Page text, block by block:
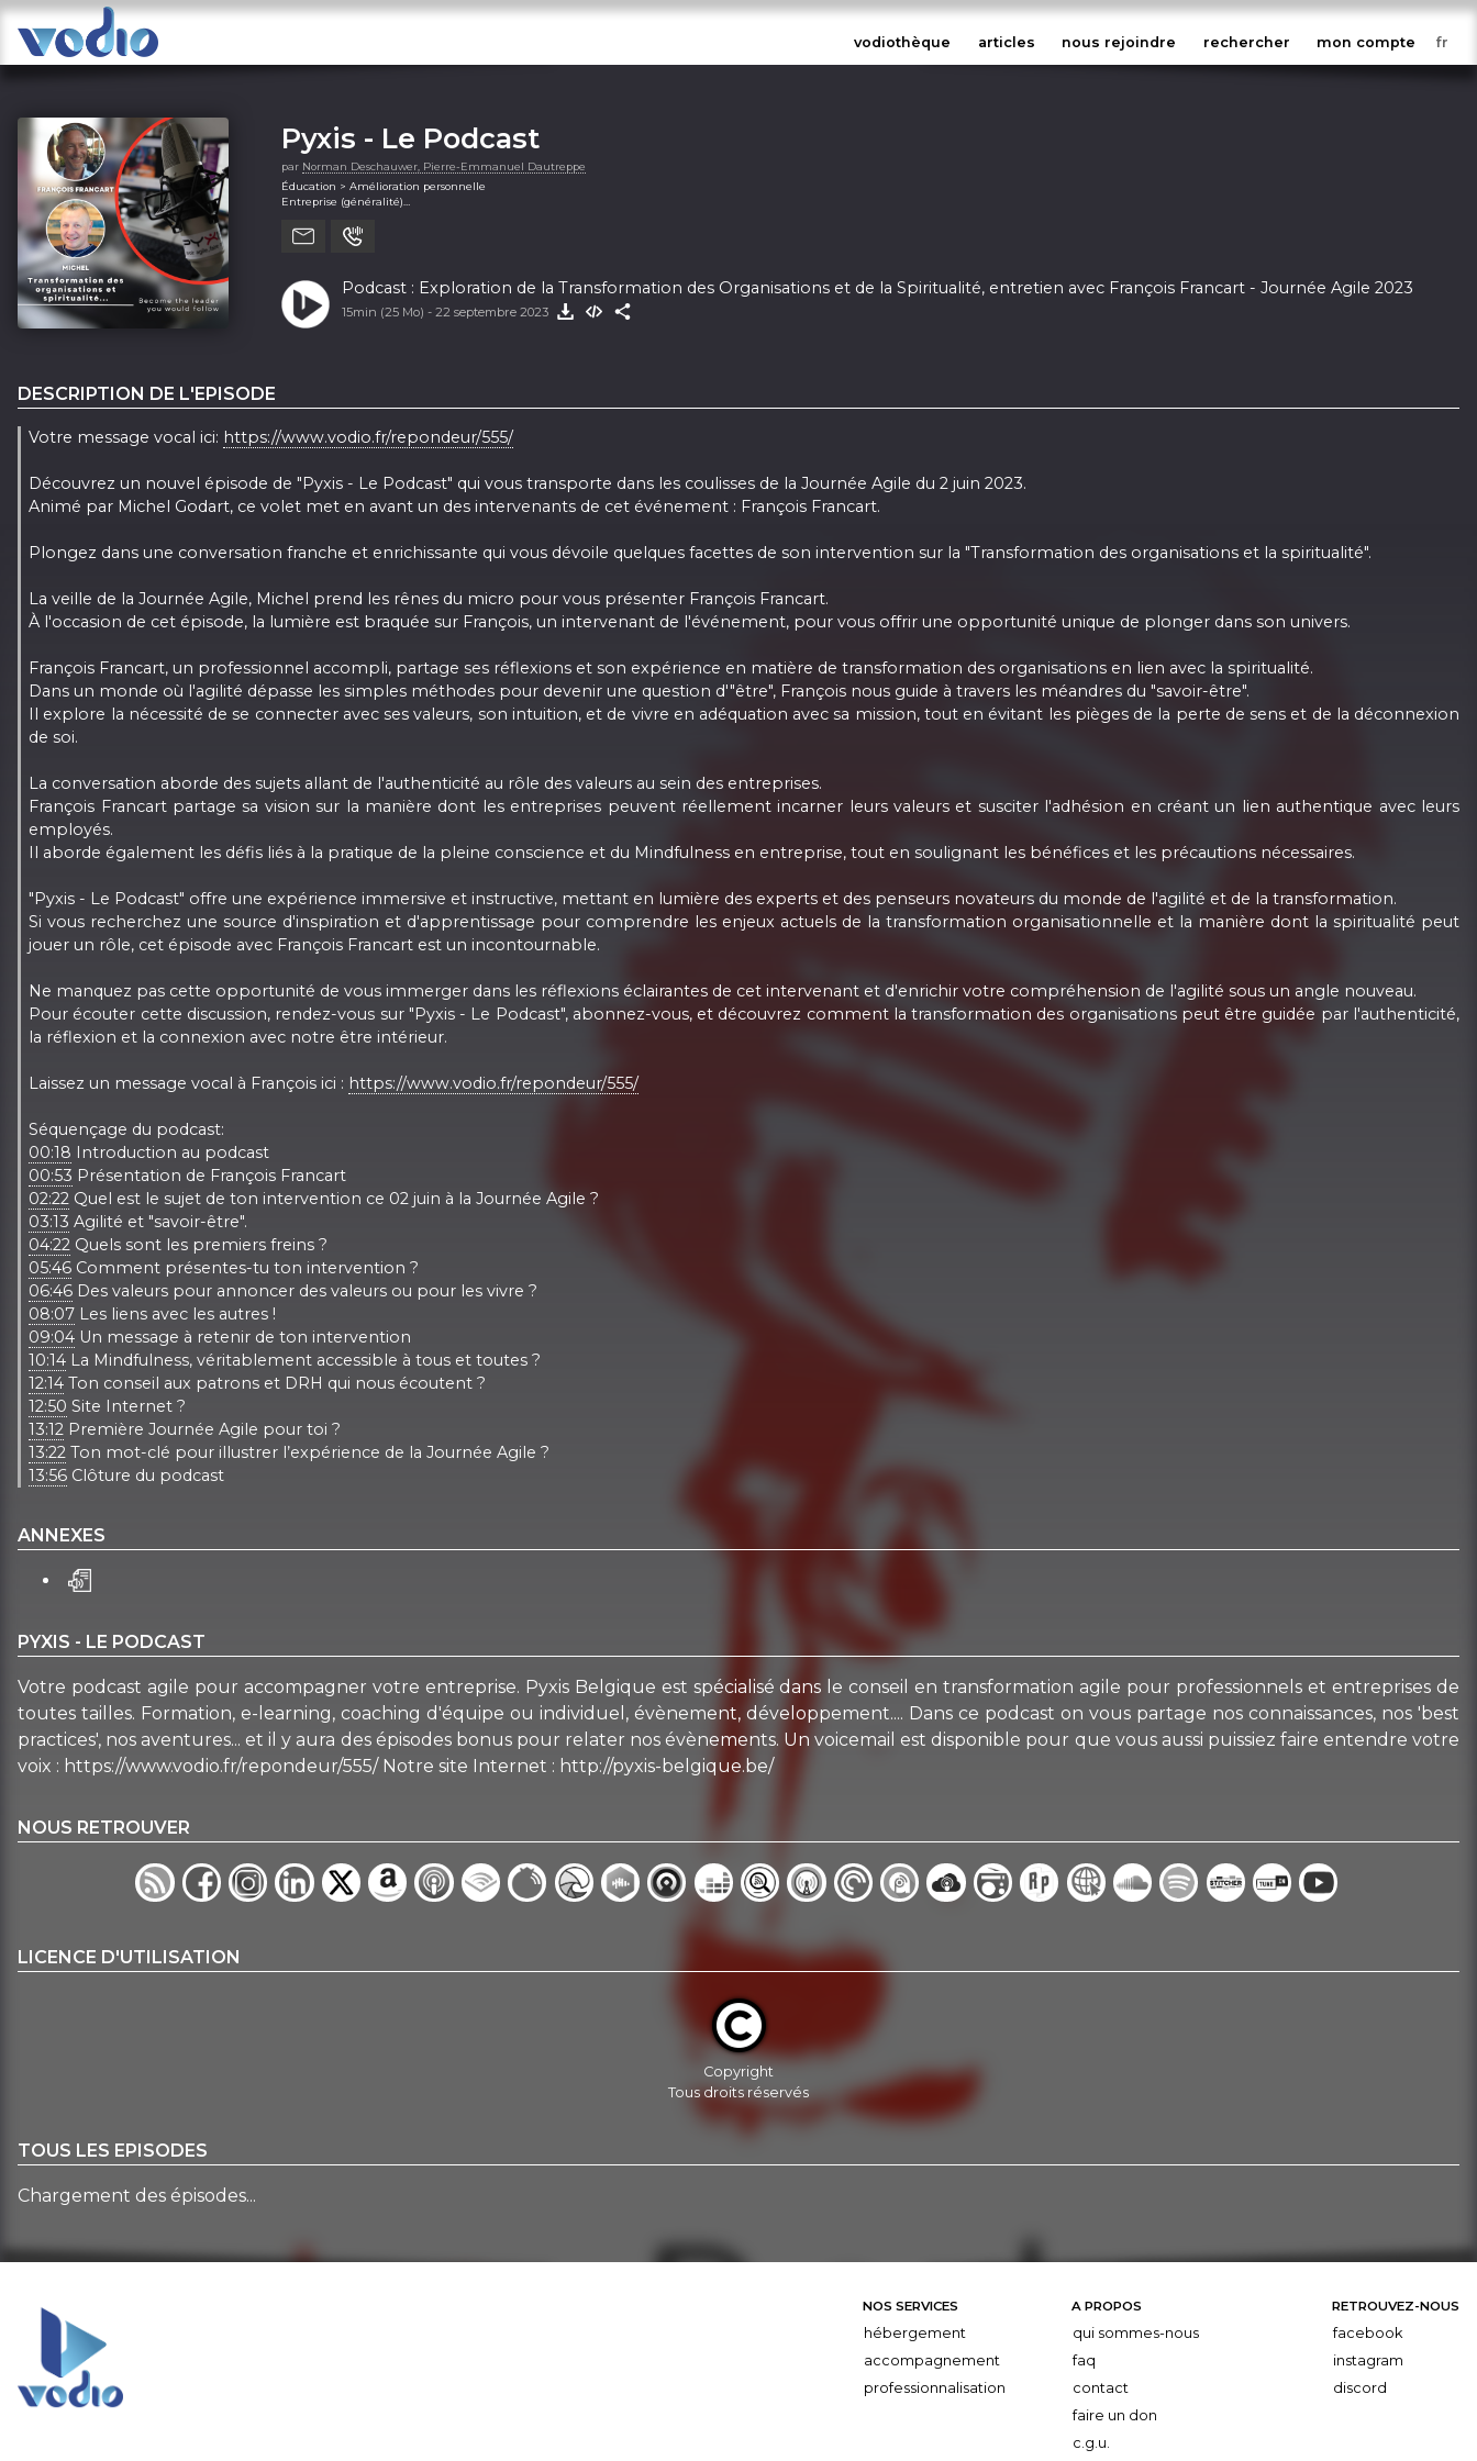
vodiothèque articles nous rejoindre rechercher mon compte
Pyxis - Le Podcast
par Norman Deschauwer, Pierre-Emmanuel Dautreppe
Éducation > Amélioration personnelle
Entreprise (généralité)
Podcast : Exploration de la Transformation des Organisations et de la Spiritualité, entretien avec François Francart - Journée Agile 2023
15min (25 Mo) - 22 septembre 2023
DESCRIPTION DE L'EPISODE
Votre message vocal ici: https://www.vodio.fr/repondeur/555/
Découvrez un nouvel épisode de "Pyxis - Le Podcast" qui vous transporte dans les coulisses de la Journée Agile du 2 juin 2023.
Animé par Michel Godart, ce volet met en avant un des intervenants de cet événement : François Francart.
Plongez dans une conversation franche et enrichissante qui vous dévoile quelques facettes de son intervention sur la "Transformation des organisations et la spiritualité".
La veille de la Journée Agile, Michel prend les rênes du micro pour vous présenter François Francart.
À l'occasion de cet épisode, la lumière est braquée sur François, un intervenant de l'événement, pour vous offrir une opportunité unique de plonger dans son univers.
François Francart, un professionnel accompli, partage ses réflexions et son expérience en matière de transformation des organisations en lien avec la spiritualité.
Dans un monde où l'agilité dépasse les simples méthodes pour devenir une question d'"être", François nous guide à travers les méandres du "savoir-être".
Il explore la nécessité de se connecter avec ses valeurs, son intuition, et de vivre en adéquation avec sa mission, tout en évitant les pièges de la perte de sens et de la déconnexion
de soi.
La conversation aborde des sujets allant de l'authenticité au rôle des valeurs au sein des entreprises.
François Francart partage sa vision sur la manière dont les entreprises peuvent réellement incarner leurs valeurs et susciter l'adhésion en créant un lien authentique avec leurs
employés.
Il aborde également les défis liés à la pratique de la pleine conscience et du Mindfulness en entreprise, tout en soulignant les bénéfices et les précautions nécessaires.
"Pyxis - Le Podcast" offre une expérience immersive et instructive, mettant en lumière des experts et des penseurs novateurs du monde de l'agilité et de la transformation.
Si vous recherchez une source d'inspiration et d'apprentissage pour comprendre les enjeux actuels de la transformation organisationnelle et la manière dont la spiritualité peut
jouer un rôle, cet épisode avec François Francart est un incontournable.
Ne manquez pas cette opportunité de vous immerger dans les réflexions éclairantes de cet intervenant et d'enrichir votre compréhension de l'agilité sous un angle nouveau.
Pour écouter cette discussion, rendez-vous sur "Pyxis - Le Podcast", abonnez-vous, et découvrez comment la transformation des organisations peut être guidée par l'authenticité,
la réflexion et la connexion avec notre être intérieur.
Laissez un message vocal à François ici : https://www.vodio.fr/repondeur/555/
Séquençage du podcast:
00:18 Introduction au podcast
00:53 Présentation de François Francart
02:22 Quel est le sujet de ton intervention ce 02 juin à la Journée Agile ?
03:13 Agilité et "savoir-être".
04:22 Quels sont les premiers freins ?
05:46 Comment présentes-tu ton intervention ?
06:46 Des valeurs pour annoncer des valeurs ou pour les vivre ?
08:07 Les liens avec les autres !
09:04 Un message à retenir de ton intervention
10:14 La Mindfulness, véritablement accessible à tous et toutes ?
12:14 Ton conseil aux patrons et DRH qui nous écoutent ?
12:50 Site Internet ?
13:12 Première Journée Agile pour toi ?
13:22 Ton mot-clé pour illustrer l’expérience de la Journée Agile ?
13:56 Clôture du podcast
ANNEXES
PYXIS - LE PODCAST
Votre podcast agile pour accompagner votre entreprise. Pyxis Belgique est spécialisé dans le conseil en transformation agile pour professionnels et entreprises de
toutes tailles. Formation, e-learning, coaching d'équipe ou individuel, évènement, développement.... Dans ce podcast on vous partage nos connaissances, nos 'best
practices', nos aventures... et il y aura des épisodes bonus pour relater nos évènements. Un voicemail est disponible pour que vous aussi puissiez faire entendre votre
voix : https://www.vodio.fr/repondeur/555/ Notre site Internet : http://pyxis-belgique.be/
NOUS RETROUVER
LICENCE D'UTILISATION
Copyright
Tous droits réservés
TOUS LES EPISODES
Chargement des épisodes...
NOS SERVICES
hébergement
accompagnement
professionnalisation
A PROPOS
qui sommes-nous
faq
contact
faire un don
c.g.u.
RETROUVEZ-NOUS
facebook
instagram
discord